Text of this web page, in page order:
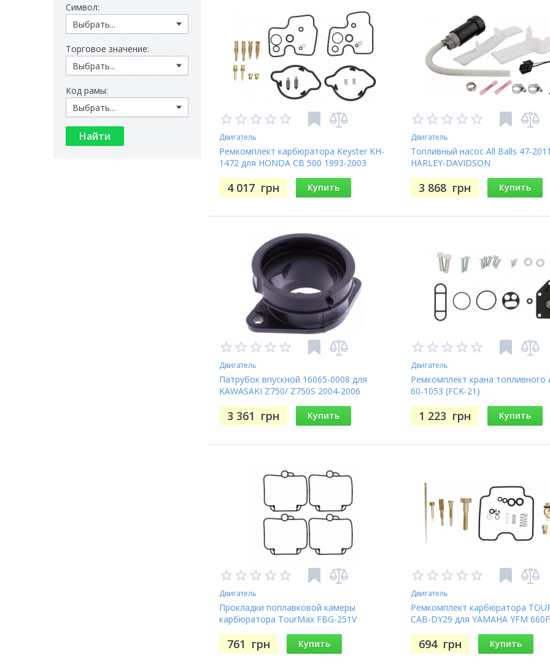
Двигатель
Ремкомплект карбюратора Keyster KH-
1472 для HONDA CB 500 1993-2003
4 017 грн Купить
Двигатель
Топливный насос All Balls 47-
HARLEY-DAVIDSON
3 868 грн Купить
Двигатель
Патрубок впускной 16065-0008 для
KAWASAKI Z750/ Z750S 2004-2006
3 361 грн Купить
Двигатель
Ремкомплект крана топливного
60-1053 (FCK-21)
1 223 грн Купить
Двигатель
Прокладки поплавковой камеры
карбюратора TourMax FBG-251V
761 грн Купить
Двигатель
Ремкомплект карбюратора
CAB-DY29 для YAMAHA YFM
694 грн Купить
Символ:
Торговое значение:
Код рамы: